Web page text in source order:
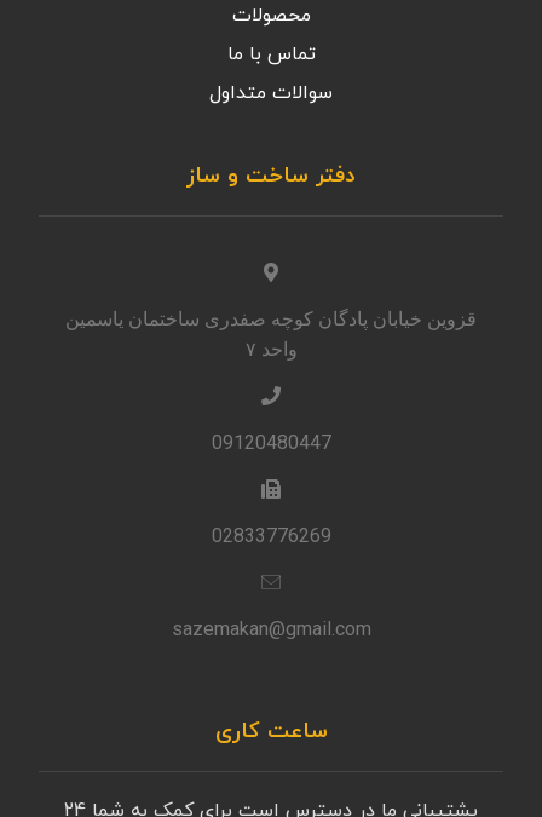
محصولات
تماس با ما
سوالات متداول
دفتر ساخت و ساز
قزوین خیابان پادگان کوچه صفدری ساختمان یاسمین
واحد ۷
09120480447
02833776269
sazemakan@gmail.com
ساعت کاری
پشتیبانی ما در دسترس است برای کمک به شما 24